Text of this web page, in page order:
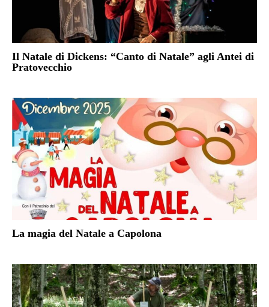
Il Natale di Dickens: “Canto di Natale” agli Antei di
Pratovecchio
La magia del Natale a Capolona